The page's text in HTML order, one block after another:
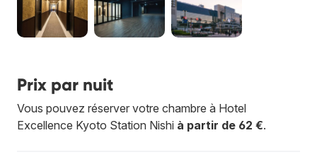
Prix par nuit
Vous pouvez réserver votre chambre à Hotel
Excellence Kyoto Station Nishi à partir de 62 €.